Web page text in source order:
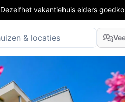
Dezelfhet vakantiehuis elders